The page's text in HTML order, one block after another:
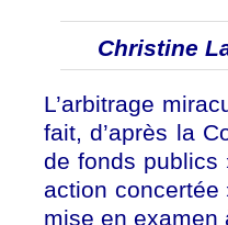
Christine
L’arbitrage
fait, d’après la
de fonds publics
action
mise en examen